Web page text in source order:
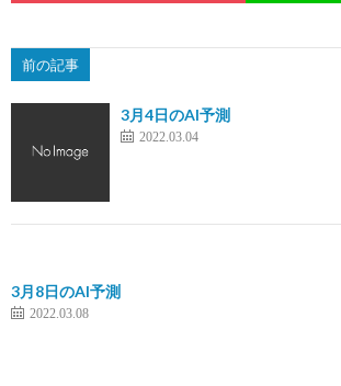
前の記事
3月4日のAI予測
2022.03.04
3月8日のAI予測
2022.03.08